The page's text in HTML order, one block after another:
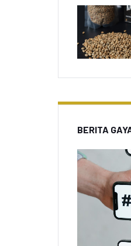
BERITA